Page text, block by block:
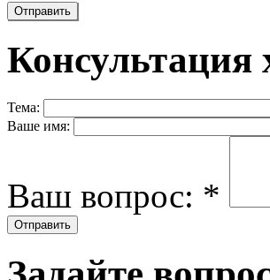
Консультация
Тема:
Ваше имя:
Ваш вопрос: *